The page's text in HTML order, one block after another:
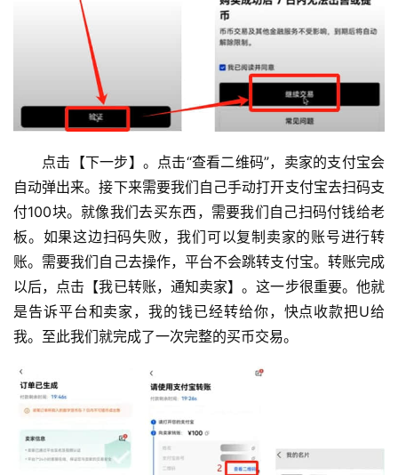
点击【下一步】。点击“查看二维码”，卖家的支付宝会
自动弹出来。接下来需要我们自己手动打开支付宝去扫码支
付100块。就像我们去买东西，需要我们自己扫码付钱给老
板。如果这边扫码失败，我们可以复制卖家的账号进行转
账。需要我们自己去操作，平台不会跳转支付宝。转账完成
以后，点击【我已转账，通知卖家】。这一步很重要。他就
是告诉平台和卖家，我的钱已经转给你，快点收款把U给
我。至此我们就完成了一次完整的买币交易。